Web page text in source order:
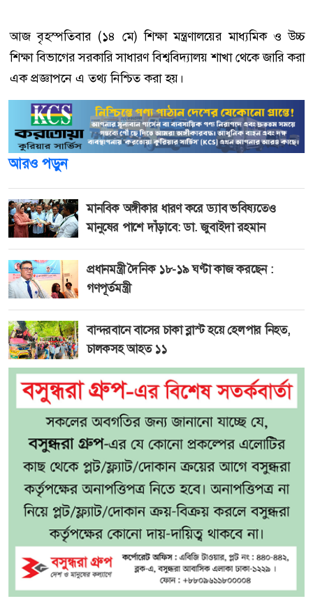
আজ বৃহস্পতিবার (১৪ মে) শিক্ষা মন্ত্রণালয়ের মাধ্যমিক ও উচ্চ
শিক্ষা বিভাগের সরকারি সাধারণ বিশ্ববিদ্যালয় শাখা থেকে জারি করা
এক প্রজ্ঞাপনে এ তথ্য নিশ্চিত করা হয়।
আরও পড়ুন
মানবিক অঙ্গীকার ধারণ করে ড্যাব ভবিষ্যতেও
মানুষের পাশে দাঁড়াবে: ডা. জুবাইদা রহমান
প্রধানমন্ত্রী দৈনিক ১৮-১৯ ঘণ্টা কাজ করছেন :
গণপূর্তমন্ত্রী
বান্দরবানে বাসের চাকা ব্লাস্ট হয়ে হেলপার নিহত,
চালকসহ আহত ১১